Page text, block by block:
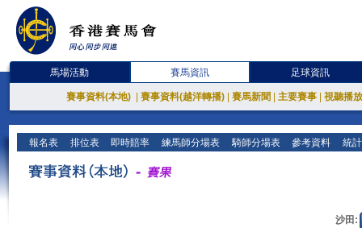
馬場活動 賽馬資訊 足球資訊
賽事資料(本地) 賽事資料(越洋轉播) 賽馬新聞 主要賽事 視聽播
報名表 排位表 即時賠率 練馬師分場表 騎師分場表 參考資料 統
沙田: